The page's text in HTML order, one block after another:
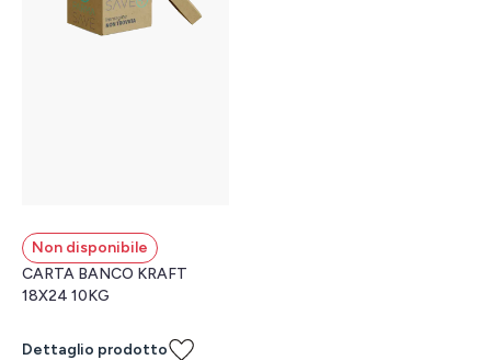
Non disponibile
CARTA BANCO KRAFT
18X24 10KG
Dettaglio prodotto